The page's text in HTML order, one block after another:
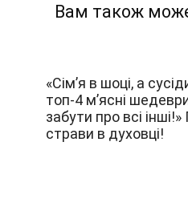
Вам також
​«Сім’я в шоці, а
топ-4 м’ясні
забути про всі інші!»
страви в духовці!